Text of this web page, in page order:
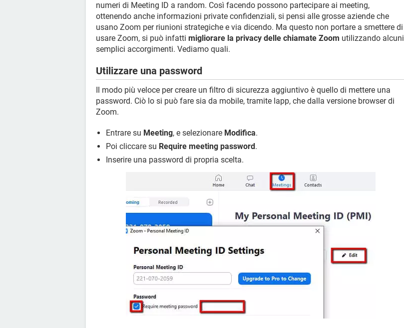
numeri di Meeting ID a random. Così facendo possono partecipare ai meeting,
ottenendo anche informazioni private confidenziali, si pensi alle grosse aziende che
usano Zoom per riunioni strategiche e via dicendo. Ma questo non portare a smettere di
usare Zoom, si può infatti migliorare la privacy delle chiamate Zoom utilizzando alcuni
semplici accorgimenti. Vediamo quali.
Utilizzare una password
Il modo più veloce per creare un filtro di sicurezza aggiuntivo è quello di mettere una
password. Ciò lo si può fare sia da mobile, tramite lapp, che dalla versione browser di
Zoom.
Entrare su Meeting, e selezionare Modifica.
Poi cliccare su Require meeting password.
Inserire una password di propria scelta.